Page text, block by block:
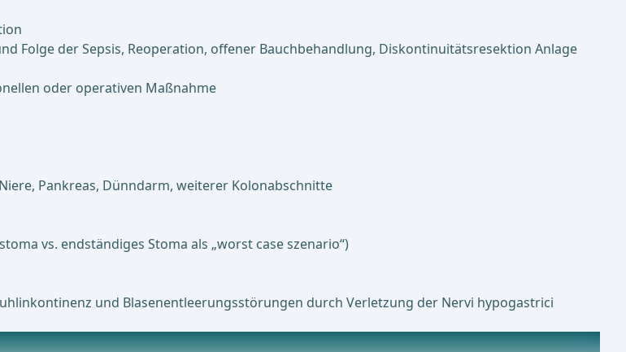
Folge der Sepsis, Reoperation, offener Bauchbehandlung, Diskontinuitätsresektion Anlage
oder operativen Maßnahme
Pankreas, Dünndarm, weiterer Kolonabschnitte
vs. endständiges Stoma als „worst case szenario“)
und Blasenentleerungsstörungen durch Verletzung der Nervi hypogastrici